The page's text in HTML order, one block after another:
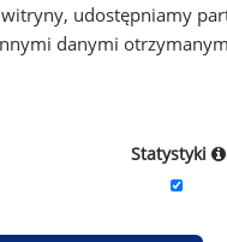
na przesłane
.
udostępniamy
danymi
Statystyki